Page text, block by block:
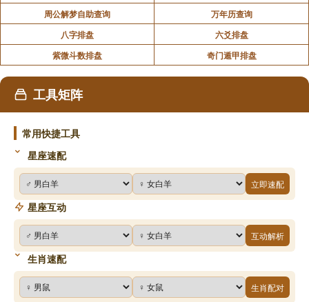
周公解梦自助查询
万年历查询
八字排盘
六爻排盘
紫微斗数排盘
奇门遁甲排盘
工具矩阵
常用快捷工具
星座速配
立即速配
星座互动
互动解析
生肖速配
生肖配对